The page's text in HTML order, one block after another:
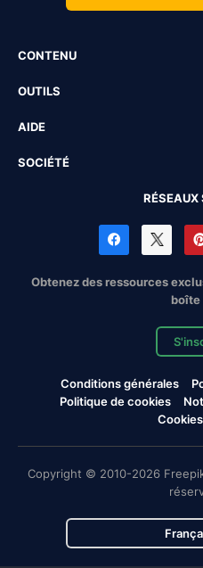
CONTENU
OUTILS
AIDE
SOCIÉTÉ
RÉSEAUX
Obtenez des ressources
boîte
Conditions générales
Politique de cookies
Copyright © 2010-2026